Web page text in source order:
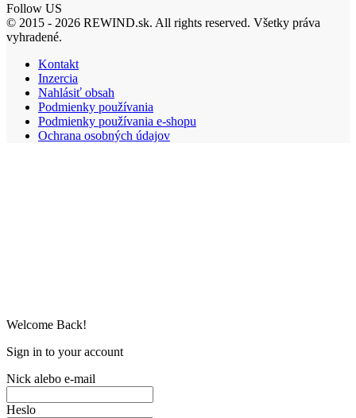
Follow US
© 2015 - 2026 REWIND.sk. All rights reserved. Všetky práva
vyhradené.
Kontakt
Inzercia
Nahlásiť obsah
Podmienky používania
Podmienky používania e-shopu
Ochrana osobných údajov
Welcome Back!
Sign in to your account
Nick alebo e-mail
Heslo